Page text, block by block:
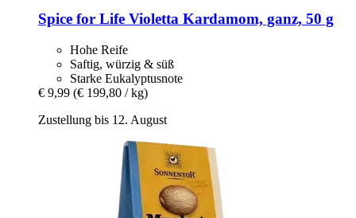
Spice for Life Violetta Kardamom, ganz, 50 g
Hohe Reife
Saftig, würzig & süß
Starke Eukalyptusnote
€ 9,99 (€ 199,80 / kg)
Zustellung bis 12. August